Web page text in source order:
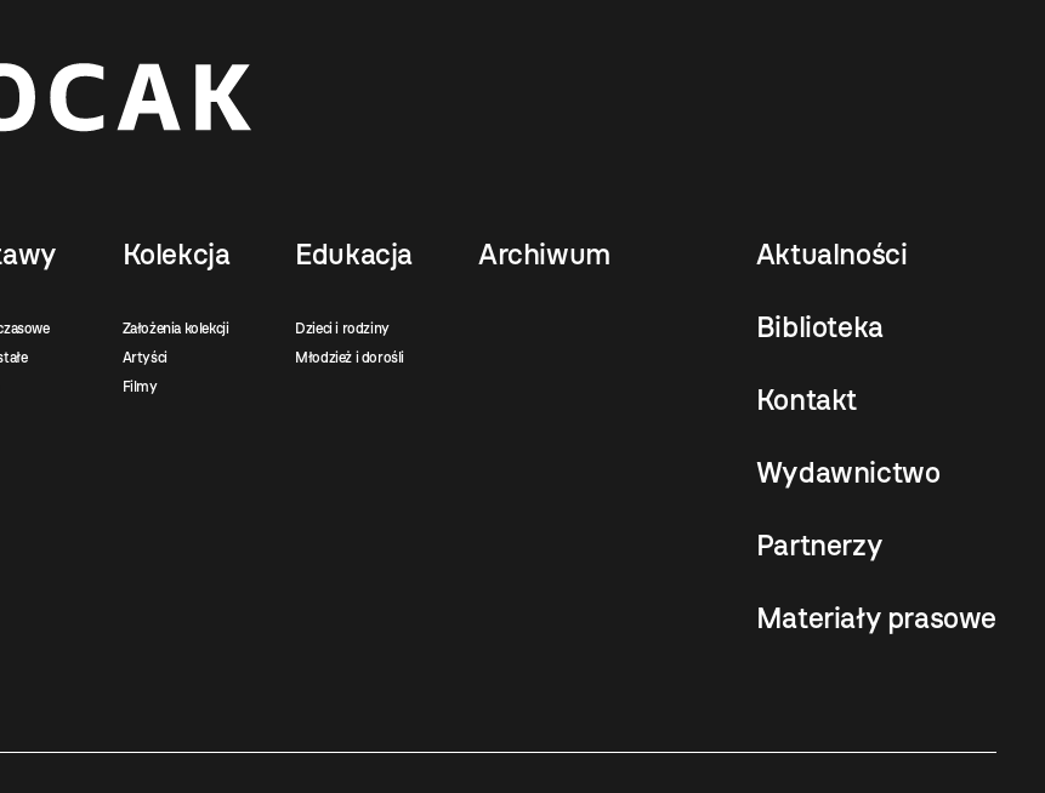
Kolekcja
Założenia kolekcji
Artyści
Filmy
Edukacja
Dzieci i rodziny
Młodzież i dorośli
Archiwum Aktualności
Biblioteka
Kontakt
Wydawnictwo
Partnerzy
Materiały prasowe